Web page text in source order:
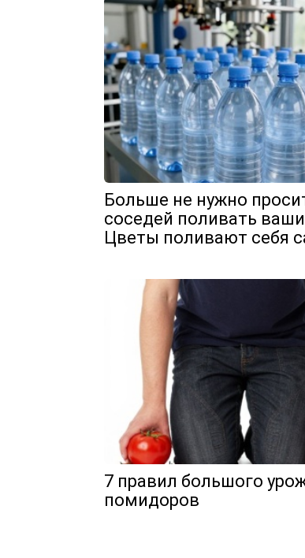
Больше не нужно
соседей поливать
Цветы поливают себя
7 правил большого
помидоров